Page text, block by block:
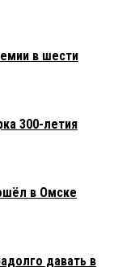
в шести
300-летия
в Омске
давать в